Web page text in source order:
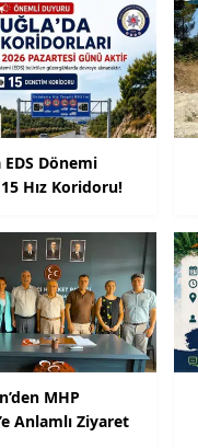
Dönemi
Hız Koridoru!
MHP
Anlamlı Ziyaret